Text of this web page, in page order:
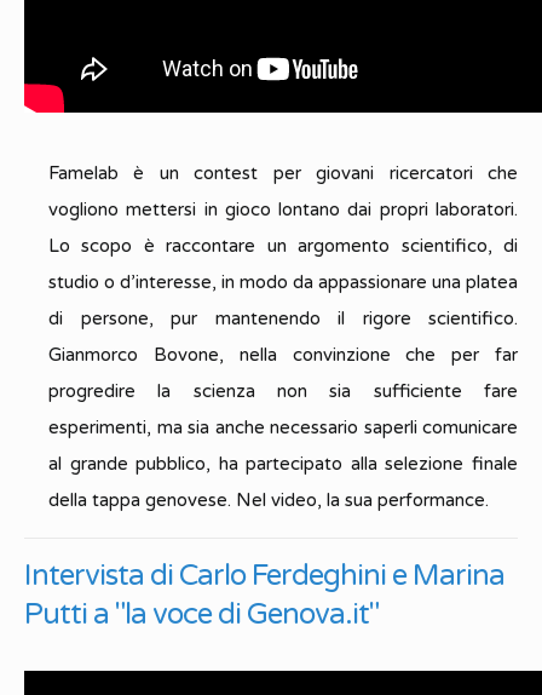
Famelab è un contest per giovani ricercatori che
vogliono mettersi in gioco lontano dai propri laboratori.
Lo scopo è raccontare un argomento scientifico, di
studio o d’interesse, in modo da appassionare una platea
di persone, pur mantenendo il rigore scientifico.
Gianmorco Bovone, nella convinzione che per far
progredire la scienza non sia sufficiente fare
esperimenti, ma sia anche necessario saperli comunicare
al grande pubblico, ha partecipato alla selezione finale
della tappa genovese. Nel video, la sua performance.
Intervista di Carlo Ferdeghini e Marina
Putti a "la voce di Genova.it"